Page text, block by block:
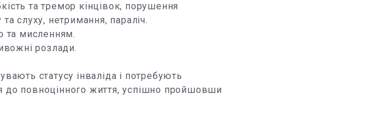
та тремор кінцівок, порушення
слуху, нетримання, параліч.
та мисленням.
розлади.
статусу інваліда і потребують
до повноцінного життя, успішно пройшовши